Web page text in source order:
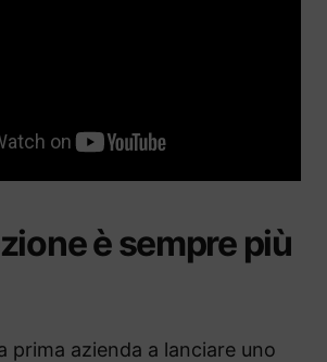
è sempre più
prima azienda a lanciare uno